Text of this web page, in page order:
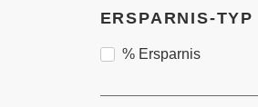
ERSPARNIS-TYP
% Ersparnis